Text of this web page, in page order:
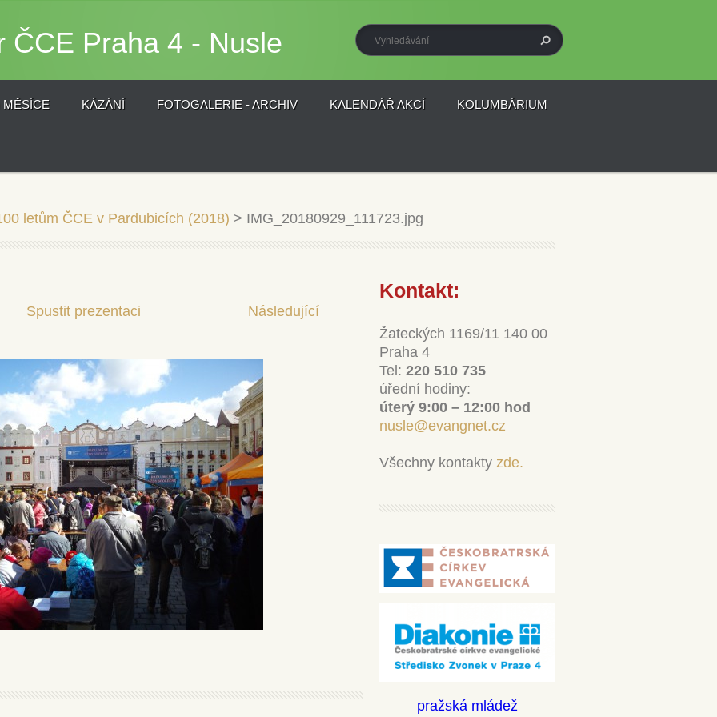
ČCE Praha 4 - Nusle
MĚSÍCE KÁZÁNÍ FOTOGALERIE - ARCHIV KALENDÁŘ AKCÍ KOLUMBÁRIUM
letům ČCE v Pardubicích (2018) > IMG_20180929_111723.jpg
Spustit prezentaci Následující
Kontakt:
Žateckých 1169/11 140 00
Praha 4
Tel: 220 510 735
úřední hodiny:
úterý 9:00 – 12:00 hod
nusle@evangnet.cz
Všechny kontakty zde.
pražská mládež